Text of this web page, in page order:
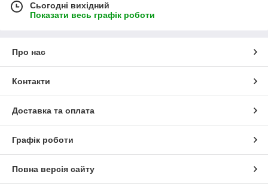
Сьогодні вихідний
Показати весь графік роботи
Про нас
Контакти
Доставка та оплата
Графік роботи
Повна версія сайту